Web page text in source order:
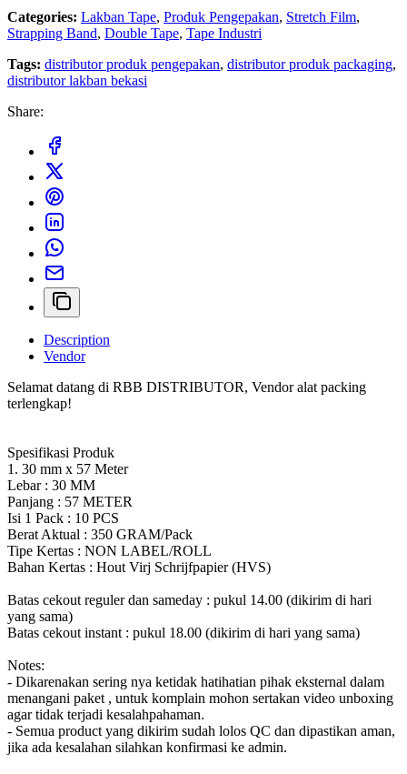
Categories: Lakban Tape, Produk Pengepakan, Stretch Film,
Strapping Band, Double Tape, Tape Industri
Tags: distributor produk pengepakan, distributor produk packaging,
distributor lakban bekasi
Share:
Description
Vendor
Selamat datang di RBB DISTRIBUTOR, Vendor alat packing
terlengkap!
Spesifikasi Produk
1. 30 mm x 57 Meter
Lebar : 30 MM
Panjang : 57 METER
Isi 1 Pack : 10 PCS
Berat Aktual : 350 GRAM/Pack
Tipe Kertas : NON LABEL/ROLL
Bahan Kertas : Hout Virj Schrijfpapier (HVS)
Batas cekout reguler dan sameday : pukul 14.00 (dikirim di hari
yang sama)
Batas cekout instant : pukul 18.00 (dikirim di hari yang sama)
Notes:
- Dikarenakan sering nya ketidak hatihatian pihak eksternal dalam
menangani paket , untuk komplain mohon sertakan video unboxing
agar tidak terjadi kesalahpahaman.
- Semua product yang dikirim sudah lolos QC dan dipastikan aman,
jika ada kesalahan silahkan konfirmasi ke admin.